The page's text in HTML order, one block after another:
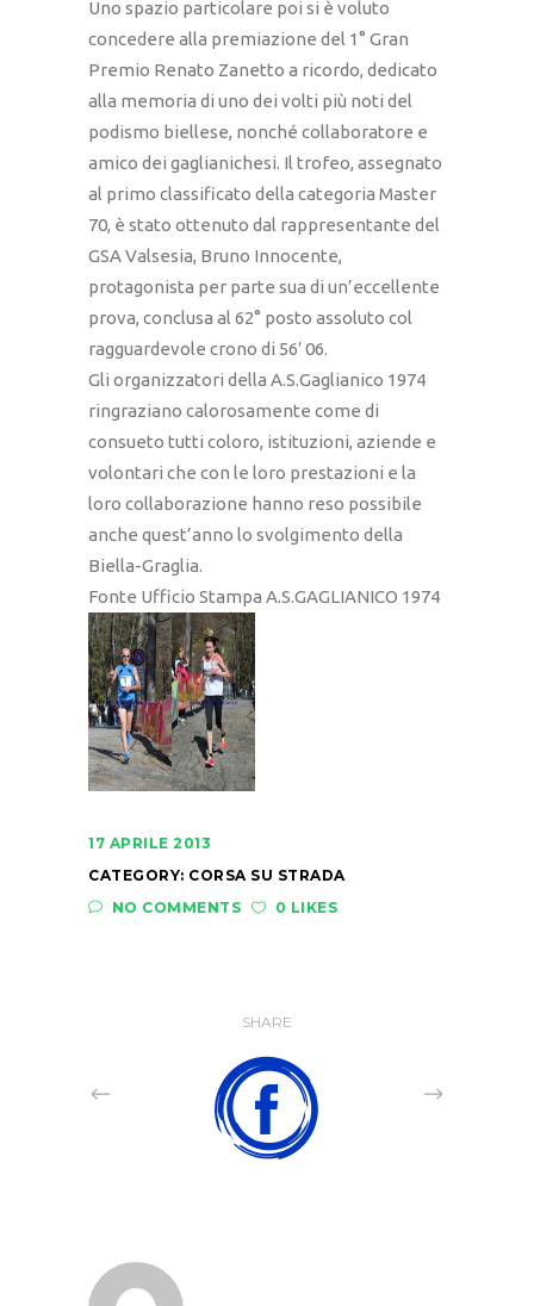
Uno spazio particolare poi si è voluto
concedere alla premiazione del 1° Gran
Premio Renato Zanetto a ricordo, dedicato
alla memoria di uno dei volti più noti del
podismo biellese, nonché collaboratore e
amico dei gaglianichesi. Il trofeo, assegnato
al primo classificato della categoria Master
70, è stato ottenuto dal rappresentante del
GSA Valsesia, Bruno Innocente,
protagonista per parte sua di un’eccellente
prova, conclusa al 62° posto assoluto col
ragguardevole crono di 56′ 06.
Gli organizzatori della A.S.Gaglianico 1974
ringraziano calorosamente come di
consueto tutti coloro, istituzioni, aziende e
volontari che con le loro prestazioni e la
loro collaborazione hanno reso possibile
anche quest’anno lo svolgimento della
Biella-Graglia.
Fonte Ufficio Stampa A.S.GAGLIANICO 1974
17 APRILE 2013
CATEGORY: CORSA SU STRADA
NO COMMENTS
0 LIKES
SHARE